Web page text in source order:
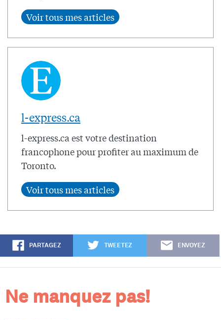
l-express.ca
l-express.ca est votre destination
francophone pour profiter au maximum de
Toronto.
PARTAGEZ TWEETEZ ENVOYEZ
Ne manquez pas!